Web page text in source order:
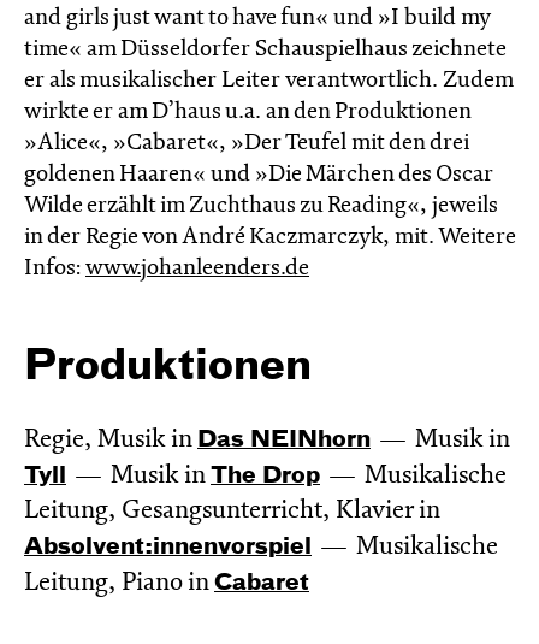
and girls just want to have fun« und »I build my
time« am Düsseldorfer Schauspielhaus zeichnete
er als musikalischer Leiter verantwortlich. Zudem
wirkte er am D’haus u.a. an den Produktionen
»Alice«, »Cabaret«, »Der Teufel mit den drei
goldenen Haaren« und »Die Märchen des Oscar
Wilde erzählt im Zucht­haus zu Reading«, jeweils
in der Regie von André Kaczmarczyk, mit. Weitere
Infos: www.johanleenders.de
Produktionen
Regie, Musik in Das NEIN­horn Musik in
Tyll Musik in The Drop
Musikalische
Leitung, Gesangsunterricht, Klavier in
Absol­vent:innen­vor­spiel
Musikalische
Leitung, Piano in Cabaret